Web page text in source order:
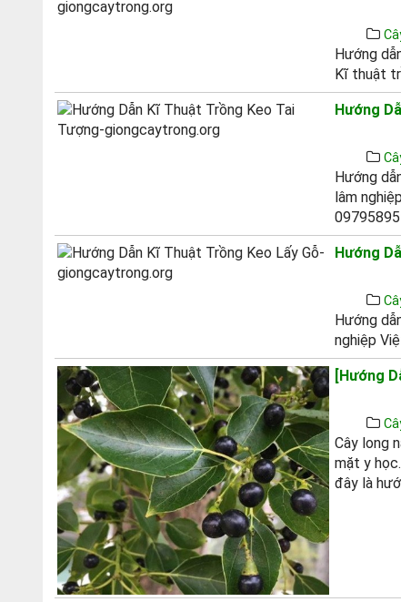
Hướng
Kĩ thuật
Hướng
Hướng
lâm
Hướng
Hướng
nghiệp
[Hướng
Cây long
mặt y
đây là